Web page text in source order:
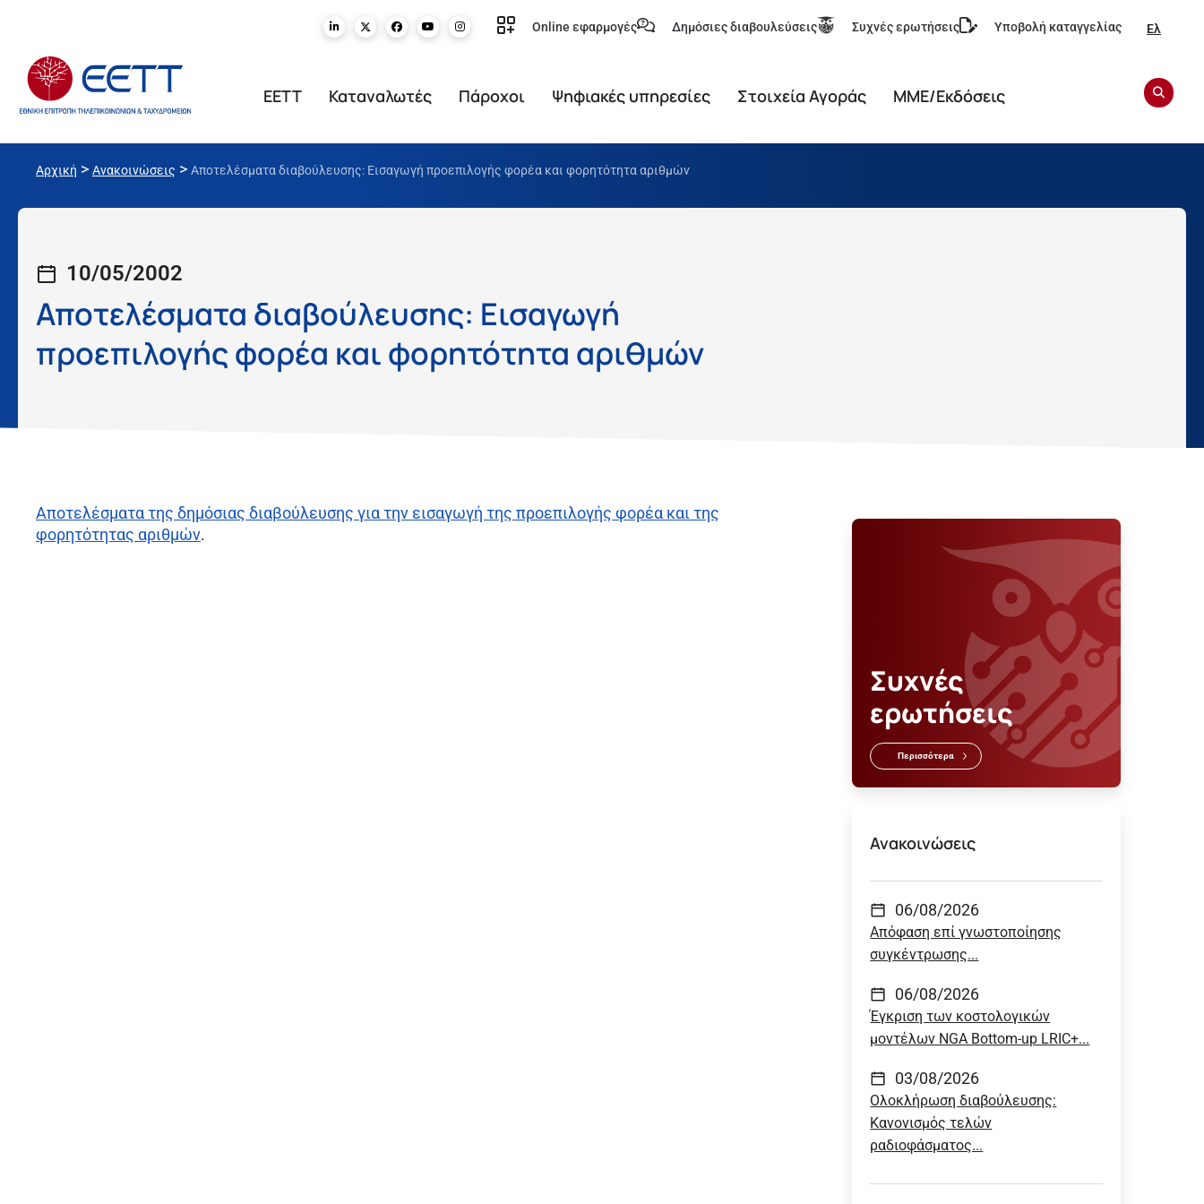
Online εφαρμογές Δημόσιες διαβουλεύσεις Συχνές ερωτήσεις Υποβολή καταγγελίας Ελ
ΕΕΤΤ Καταναλωτές Πάροχοι Ψηφιακές υπηρεσίες Στοιχεία Αγοράς ΜΜΕ/Εκδόσεις
Αρχική > Ανακοινώσεις > Αποτελέσματα διαβούλευσης: Εισαγωγή προεπιλογής φορέα και φορητότητα αριθμών
10/05/2002
Αποτελέσματα διαβούλευσης: Εισαγωγή
προεπιλογής φορέα και φορητότητα αριθμών
Αποτελέσματα της δημόσιας διαβούλευσης για την εισαγωγή της προεπιλογής φορέα και της
φορητότητας αριθμών.
Συχνές
ερωτήσεις
Περισσότερα
Ανακοινώσεις
06/08/2026
Απόφαση επί γνωστοποίησης
συγκέντρωσης...
06/08/2026
Έγκριση των κοστολογικών
μοντέλων NGA Bottom-up LRIC+...
03/08/2026
Ολοκλήρωση διαβούλευσης:
Κανονισμός τελών
ραδιοφάσματος...